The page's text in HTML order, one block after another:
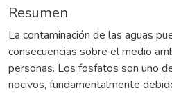
Resumen
La contaminación de las aguas
consecuencias sobre el medio
personas. Los fosfatos son uno
nocivos, fundamentalmente